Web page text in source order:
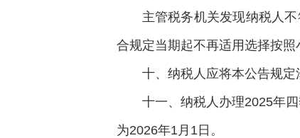
主管税务机关发现纳税人
合规定当期起不再适用选择按照
十、纳税人应将本公告规定
十一、纳税人办理2025年
为2026年1月1日。